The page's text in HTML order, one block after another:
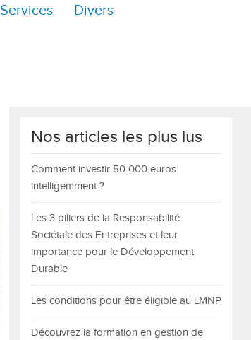
Services Divers
Nos articles les plus lus
Comment investir 50 000 euros
intelligemment ?
Les 3 piliers de la Responsabilité
Sociétale des Entreprises et leur
importance pour le Développement
Durable
Les conditions pour être éligible au LMNP
Découvrez la formation en gestion de